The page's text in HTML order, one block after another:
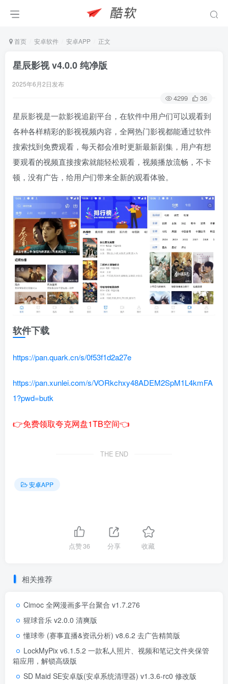
首页 安卓软件 安卓APP 正文
星辰影视 v4.0.0 纯净版
2025年6月2日发布
4299 36
星辰影视是一款影视追剧平台，在软件中用户们可以观看到
各种各样精彩的影视视频内容，全网热门影视都能通过软件
搜索找到免费观看，每天都会准时更新最新剧集，用户有想
要观看的视频直接搜索就能轻松观看，视频播放流畅，不卡
顿，没有广告，给用户们带来全新的观看体验。
软件下载
https://pan.quark.cn/s/0f53f1d2a27e
https://pan.xunlei.com/s/VORkchxy48ADEM2SpM1L4kmFA
1?pwd=butk
👉免费领取夸克网盘1TB空间👈
THE END
安卓APP
点赞36 分享 收藏
相关推荐
Cimoc 全网漫画多平台聚合 v1.7.276
猩球音乐 v2.0.0 清爽版
懂球帝 (赛事直播&资讯分析) v8.6.2 去广告精简版
LockMyPix v6.1.5.2 一款私人照片、视频和笔记文件夹保管
箱应用，解锁高级版
SD Maid SE安卓版(安卓系统清理器) v1.3.6-rc0 修改版